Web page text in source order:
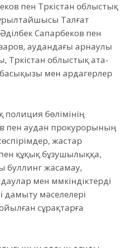
пен Түркістан облыстық
Талғат
Сапарбеков пен
аудандағы арнаулы
облыстық ата-
мен ардагерлер
бөлімінің
пен аудан прокурорының
жастар
құқық бұзушылыққа,
буллинг жасамау,
мен мүмкіндіктерді
дамыту мәселелері
сұрақтарға